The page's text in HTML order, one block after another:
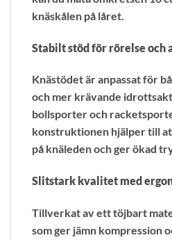
knäskålen på låret.
Stabilt stöd för rörelse och
Knästödet är anpassat för
och mer krävande
bollsporter och
konstruktionen hjälper till
på knäleden och ger ökad
Slitstark kvalitet med
Tillverkat av ett töjbart
som ger jämn kompression